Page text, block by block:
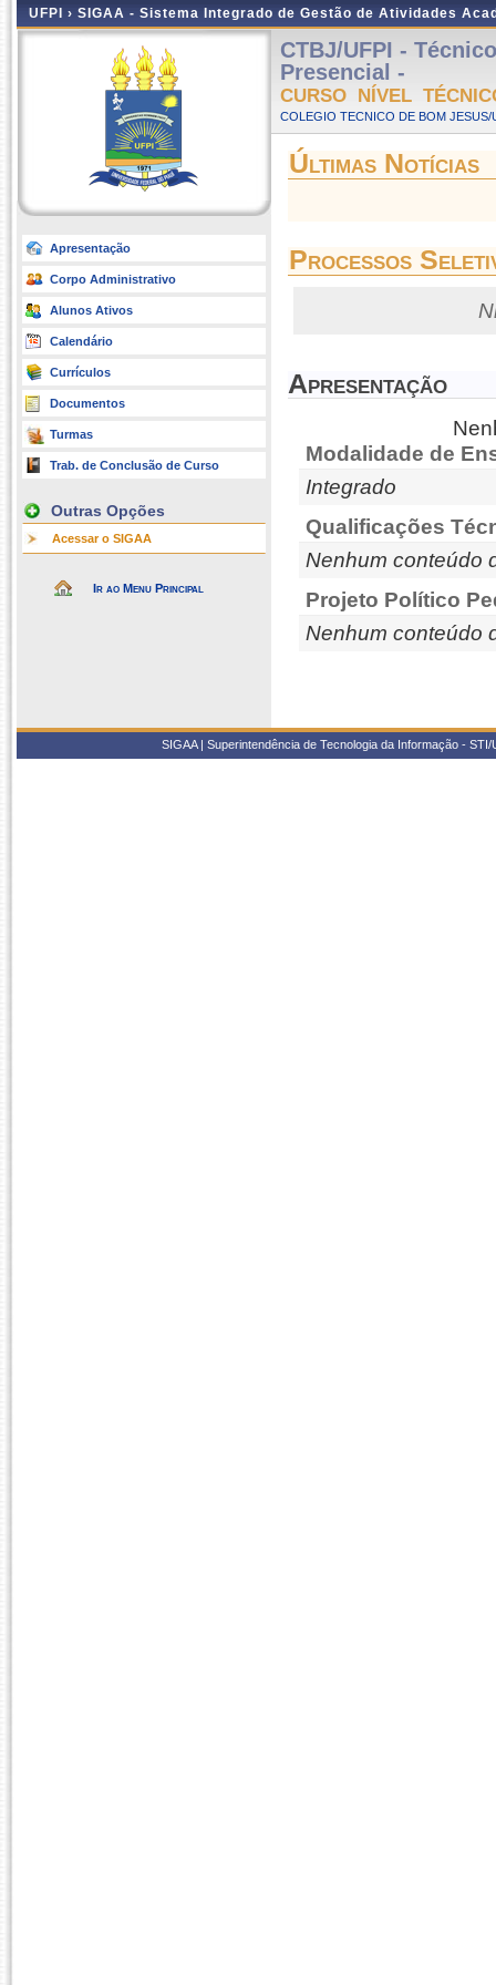
UFPI › SIGAA - Sistema Integrado de Gestão de Atividades
Apresentação
Corpo Administrativo
Alunos Ativos
Calendário
Currículos
Documentos
Turmas
Trab. de Conclusão de Curso
Outras Opções
Acessar o SIGAA
Ir ao Menu Principal
CTBJ/UFPI -
Presencial -
CURSO NÍVEL
COLEGIO TECNICO DE BOM JESUS/
Últimas Notícias
Processos
Apresentação
Modalidade de
Integrado
Qualificações
Nenhum conteúdo
Projeto Político
Nenhum conteúdo
SIGAA | Superintendência de Tecnologia da Informação -